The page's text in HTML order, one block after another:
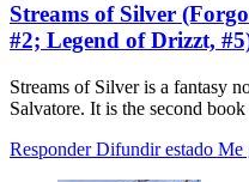
Streams of Silver
#2; Legend of Drizzt,
Streams of Silver is a fantasy
Salvatore. It is the second
Responder Difundir estado Me